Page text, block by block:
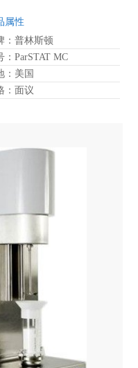
属性
：普林斯顿
：ParSTAT MC
：美国
：面议